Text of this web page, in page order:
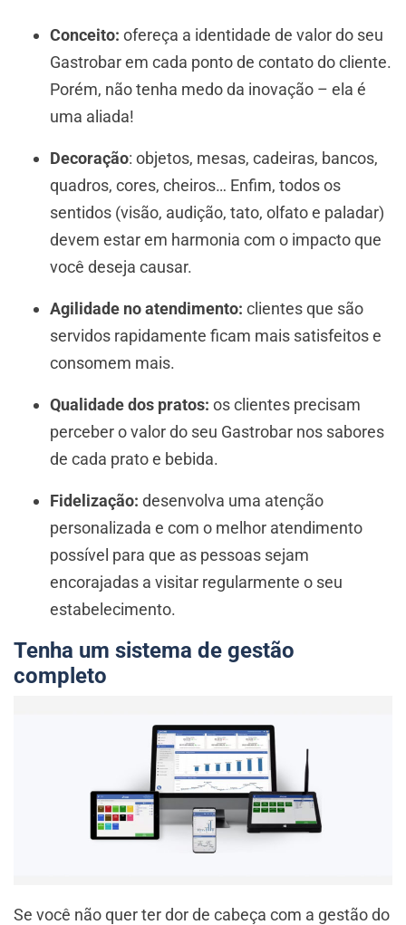
Conceito: ofereça a identidade de valor do seu
Gastrobar em cada ponto de contato do cliente.
Porém, não tenha medo da inovação – ela é
uma aliada!
Decoração: objetos, mesas, cadeiras, bancos,
quadros, cores, cheiros… Enfim, todos os
sentidos (visão, audição, tato, olfato e paladar)
devem estar em harmonia com o impacto que
você deseja causar.
Agilidade no atendimento: clientes que são
servidos rapidamente ficam mais satisfeitos e
consomem mais.
Qualidade dos pratos: os clientes precisam
perceber o valor do seu Gastrobar nos sabores
de cada prato e bebida.
Fidelização: desenvolva uma atenção
personalizada e com o melhor atendimento
possível para que as pessoas sejam
encorajadas a visitar regularmente o seu
estabelecimento.
Tenha um sistema de gestão
completo
Se você não quer ter dor de cabeça com a gestão do